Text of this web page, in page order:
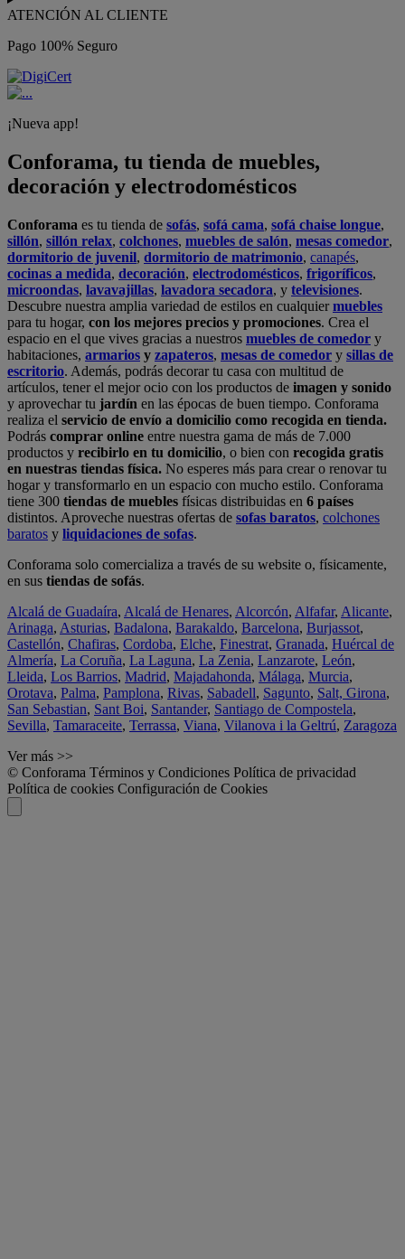
ATENCIÓN AL CLIENTE
Pago 100% Seguro
¡Nueva app!
Conforama, tu tienda de muebles,
decoración y electrodomésticos
Conforama es tu tienda de sofás, sofá cama, sofá chaise longue,
sillón, sillón relax, colchones, muebles de salón, mesas comedor,
dormitorio de juvenil, dormitorio de matrimonio, canapés,
cocinas a medida, decoración, electrodomésticos, frigoríficos,
microondas, lavavajillas, lavadora secadora, y televisiones.
Descubre nuestra amplia variedad de estilos en cualquiermuebles
para tu hogar, con los mejores precios y promociones. Crea el
espacio en el que vives gracias a nuestros muebles de comedor y
habitaciones, armarios y zapateros, mesas de comedor y sillas de
escritorio. Además, podrás decorar tu casa con multitud de
artículos, tener el mejor ocio con los productos de imagen y sonido
y aprovechar tu jardín en las épocas de buen tiempo. Conforama
realiza el servicio de envío a domicilio como recogida en tienda.
Podrás comprar online entre nuestra gama de más de 7.000
productos y recibirlo en tu domicilio, o bien con recogida gratis
en nuestras tiendas física. No esperes más para crear o renovar tu
hogar y transformarlo en un espacio con mucho estilo. Conforama
tiene 300 tiendas de muebles físicas distribuidas en 6 países
distintos. Aproveche nuestras ofertas de sofas baratos, colchones
baratos y liquidaciones de sofas.
Conforama solo comercializa a través de su website o, físicamente,
en sus tiendas de sofás.
Alcalá de Guadaíra, Alcalá de Henares, Alcorcón, Alfafar, Alicante,
Arinaga, Asturias, Badalona, Barakaldo, Barcelona, Burjassot,
Castellón, Chafiras, Cordoba, Elche, Finestrat, Granada, Huércal de
Almería, La Coruña, La Laguna, La Zenia, Lanzarote, León,
Lleida, Los Barrios, Madrid, Majadahonda, Málaga, Murcia,
Orotava, Palma, Pamplona, Rivas, Sabadell, Sagunto, Salt, Girona,
San Sebastian, Sant Boi, Santander, Santiago de Compostela,
Sevilla, Tamaraceite, Terrassa, Viana, Vilanova i la Geltrú, Zaragoza
Ver más >>
© Conforama Términos y Condiciones Política de privacidad
Política de cookies Configuración de Cookies